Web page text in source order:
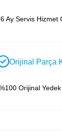
6 Ay Servis Hizmet
Orijinal Parça
Orijinal